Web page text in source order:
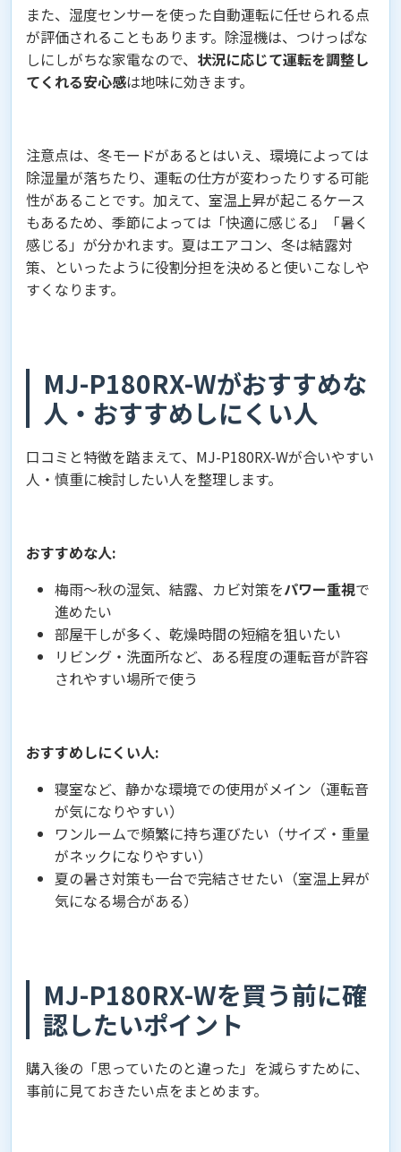
また、湿度センサーを使った自動運転に任せられる点
が評価されることもあります。除湿機は、つけっぱな
しにしがちな家電なので、 状況に応じて運転を調整し
てくれる安心感は地味に効きます。
注意点は、冬モードがあるとはいえ、環境によっては
除湿量が落ちたり、運転の仕方が変わったりする可能
性があることです。加えて、室温上昇が起こるケース
もあるため、季節によっては「快適に感じる」「暑く
感じる」が分かれます。夏はエアコン、冬は結露対
策、といったように役割分担を決めると使いこなしや
すくなります。
MJ-P180RX-Wがおすすめな
人・おすすめしにくい人
口コミと特徴を踏まえて、MJ-P180RX-Wが合いやすい
人・慎重に検討したい人を整理します。
おすすめな人:
梅雨〜秋の湿気、結露、カビ対策をパワー重視で
進めたい
部屋干しが多く、乾燥時間の短縮を狙いたい
リビング・洗面所など、ある程度の運転音が許容
されやすい場所で使う
おすすめしにくい人:
寝室など、静かな環境での使用がメイン（運転音
が気になりやすい）
ワンルームで頻繁に持ち運びたい（サイズ・重量
がネックになりやすい）
夏の暑さ対策も一台で完結させたい（室温上昇が
気になる場合がある）
MJ-P180RX-Wを買う前に確
認したいポイント
購入後の「思っていたのと違った」を減らすために、
事前に見ておきたい点をまとめます。